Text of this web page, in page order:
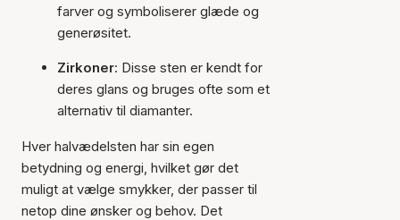
farver og symboliserer glæde og
generøsitet.
Zirkoner: Disse sten er kendt for
deres glans og bruges ofte som et
alternativ til diamanter.
Hver halvædelsten har sin egen
betydning og energi, hvilket gør det
muligt at vælge smykker, der passer til
netop dine ønsker og behov. Det